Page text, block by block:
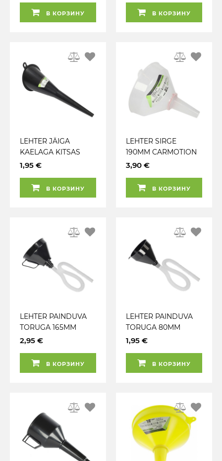
В КОРЗИНУ
CARMOTIONВ КОРЗИНУ
LEHTER JÄIGA
KAELAGA KITSAS
29CM CARMOTION
1,95 €
В КОРЗИНУ
LEHTER SIRGE
190MM CARMOTION
3,90 €
В КОРЗИНУ
LEHTER PAINDUVA
TORUGA 165MM
CARMOTION
2,95 €
В КОРЗИНУ
LEHTER PAINDUVA
TORUGA 80MM
CARMOTION
1,95 €
В КОРЗИНУ